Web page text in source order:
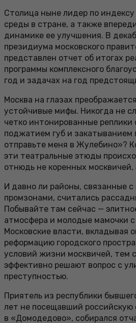
Столица ныне лидер по индексу
среды в стране, а также
динамике ее улучшения. В
президиума московского
представлен отчет об итогах
программы комплексного
год и задачах на год
Москва на глазах
устойчивые мифы. Никогда не
четко интонированные
поджатием губ и закатыванием
отправьте меня в Жулебино»?
эти театральные этюды
отнюдь не коренных москвичей,
И давно ли районы, связанные с
промзонами, считались
Побывайте там сейчас —
атмосфера и молодые мамочки с
Московские власти, вкладывая
реформацию городского
условий жизни москвичей, тем
эффективно решают вопрос с
преступностью.
Приятель из республики
лет не посещавший российскую
в «Домодедово», собирался